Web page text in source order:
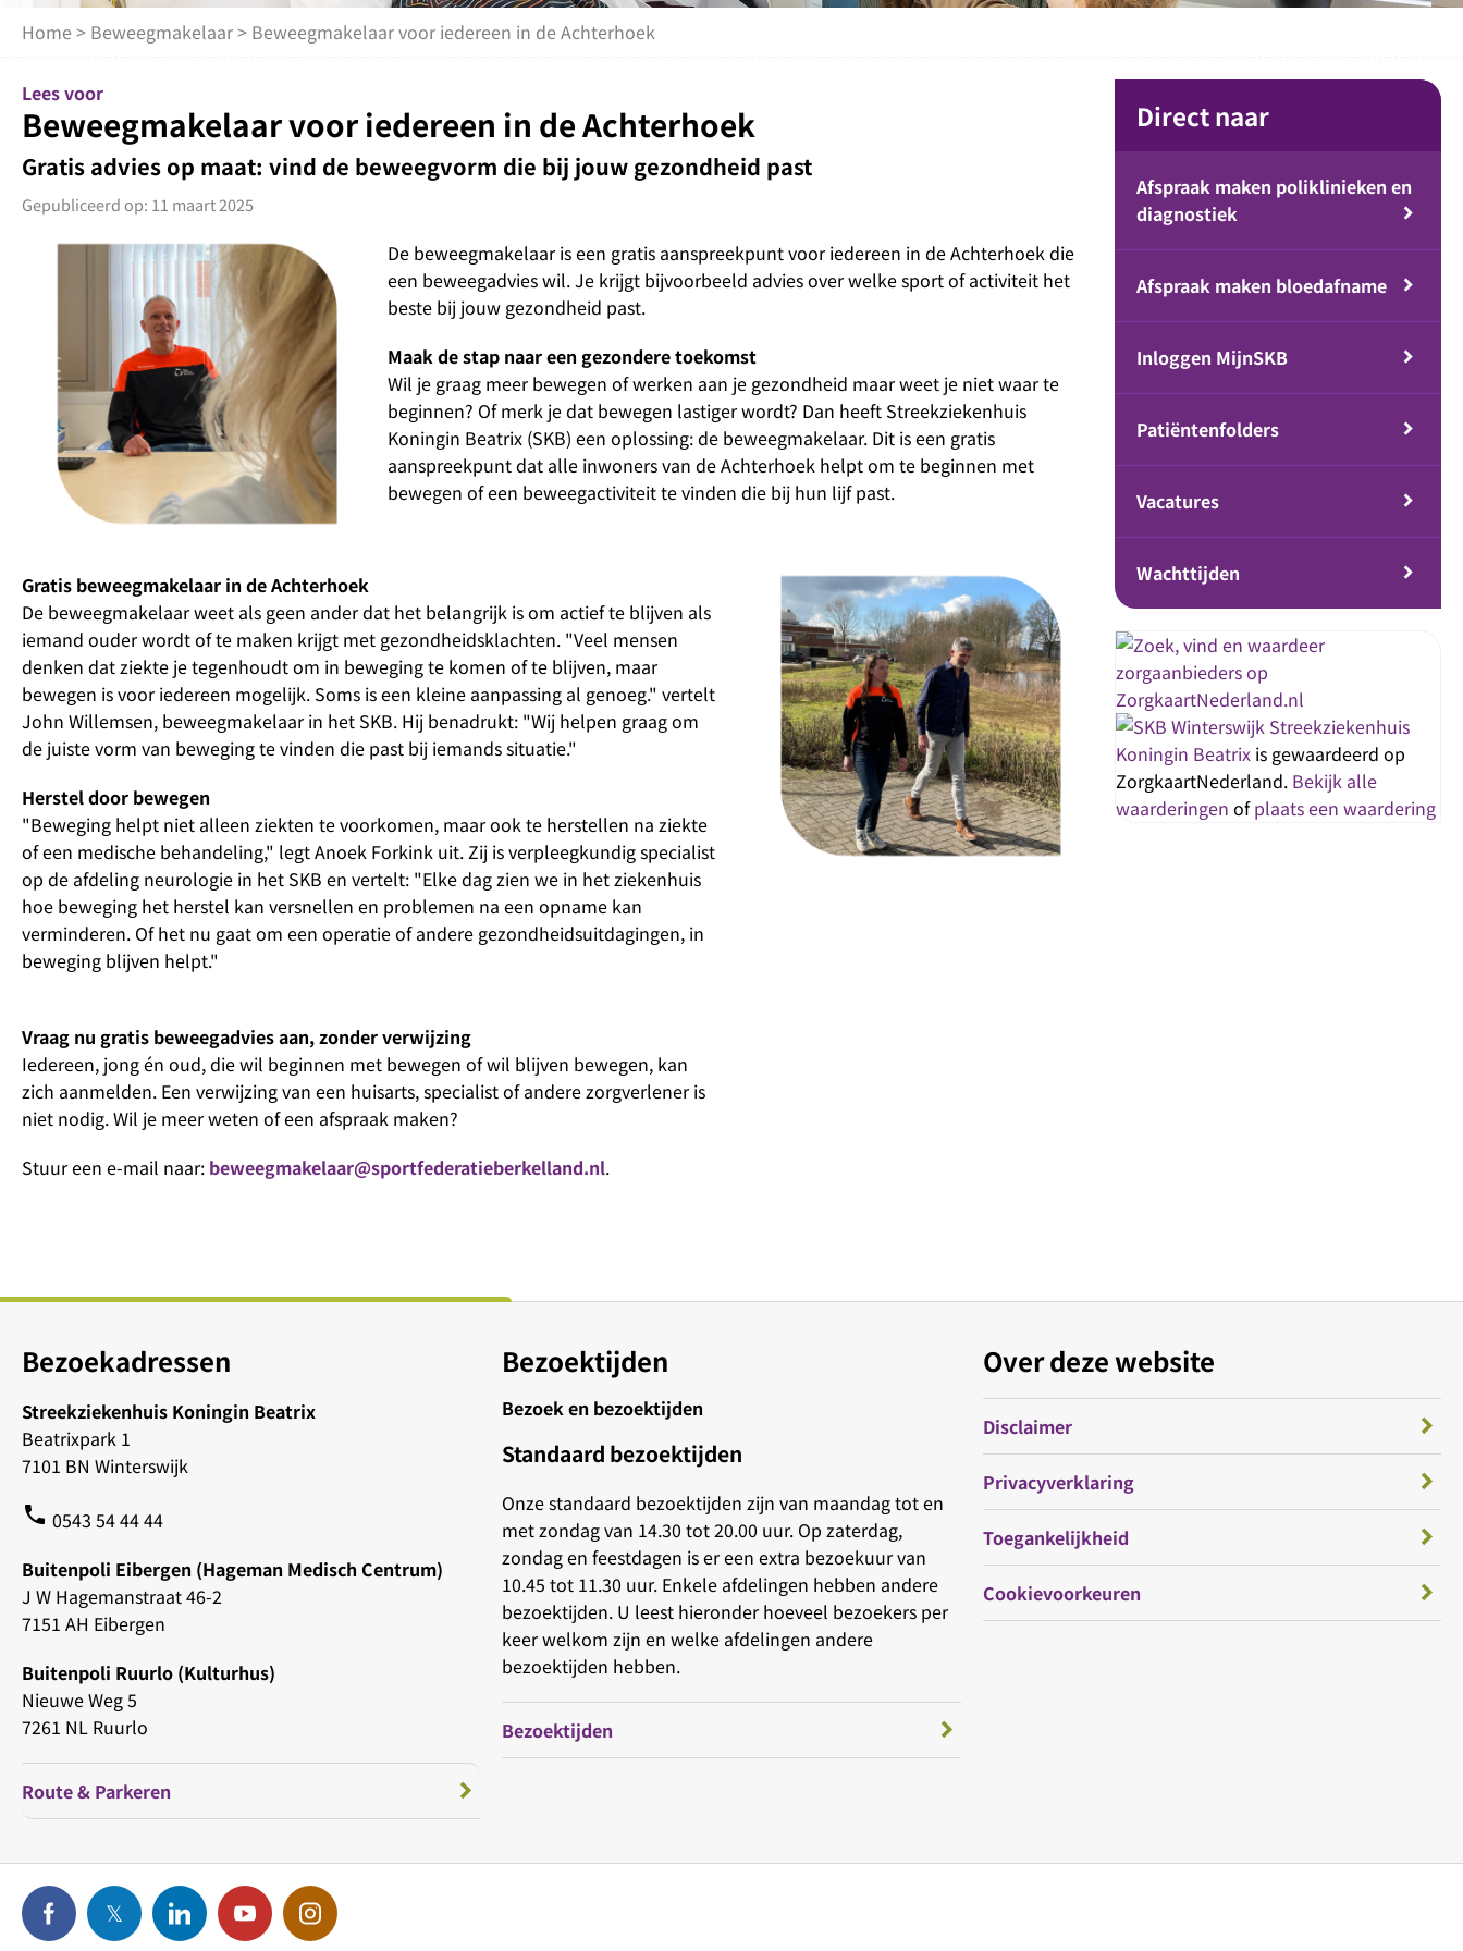
Home > Beweegmakelaar> Beweegmakelaar voor iedereen in de Achterhoek
Lees voor
Beweegmakelaar voor iedereen in de Achterhoek
Gratis advies op maat: vind de beweegvorm die bij jouw gezondheid past
Gepubliceerd op: 11 maart 2025
De beweegmakelaar is een gratis aanspreekpunt voor iedereen in de Achterhoek die
een beweegadvies wil. Je krijgt bijvoorbeeld advies over welke sport of activiteit het
beste bij jouw gezondheid past.
Maak de stap naar een gezondere toekomst
Wil je graag meer bewegen of werken aan je gezondheid maar weet je niet waar te
beginnen? Of merk je dat bewegen lastiger wordt? Dan heeft Streekziekenhuis
Koningin Beatrix (SKB) een oplossing: de beweegmakelaar. Dit is een gratis
aanspreekpunt dat alle inwoners van de Achterhoek helpt om te beginnen met
bewegen of een beweegactiviteit te vinden die bij hun lijf past.
Gratis beweegmakelaar in de Achterhoek
De beweegmakelaar weet als geen ander dat het belangrijk is om actief te blijven als
iemand ouder wordt of te maken krijgt met gezondheidsklachten. "Veel mensen
denken dat ziekte je tegenhoudt om in beweging te komen of te blijven, maar
bewegen is voor iedereen mogelijk. Soms is een kleine aanpassing al genoeg." vertelt
John Willemsen, beweegmakelaar in het SKB. Hij benadrukt: "Wij helpen graag om
de juiste vorm van beweging te vinden die past bij iemands situatie."
Herstel door bewegen
"Beweging helpt niet alleen ziekten te voorkomen, maar ook te herstellen na ziekte
of een medische behandeling," legt Anoek Forkink uit. Zij is verpleegkundig specialist
op de afdeling neurologie in het SKB en vertelt: "Elke dag zien we in het ziekenhuis
hoe beweging het herstel kan versnellen en problemen na een opname kan
verminderen. Of het nu gaat om een operatie of andere gezondheidsuitdagingen, in
beweging blijven helpt."
Vraag nu gratis beweegadvies aan, zonder verwijzing
Iedereen, jong én oud, die wil beginnen met bewegen of wil blijven bewegen, kan
zich aanmelden. Een verwijzing van een huisarts, specialist of andere zorgverlener is
niet nodig. Wil je meer weten of een afspraak maken?
Stuur een e-mail naar: beweegmakelaar@sportfederatieberkelland.nl.
Direct naar
Afspraak maken poliklinieken en
diagnostiek
Afspraak maken bloedafname
Inloggen MijnSKB
Patiëntenfolders
Vacatures
Wachttijden
Streekziekenhuis
Koningin Beatrix is gewaardeerd op
ZorgkaartNederland. Bekijk alle
waarderingen ofplaats een waardering
Bezoekadressen
Streekziekenhuis Koningin Beatrix
Beatrixpark 1
7101 BN Winterswijk
phone 0543 54 44 44
Buitenpoli Eibergen (Hageman Medisch Centrum)
J W Hagemanstraat 46-2
7151 AH Eibergen
Buitenpoli Ruurlo (Kulturhus)
Nieuwe Weg 5
7261 NL Ruurlo
Route & Parkeren
Bezoektijden
Bezoek en bezoektijden
Standaard bezoektijden
Onze standaard bezoektijden zijn van maandag tot en
met zondag van 14.30 tot 20.00 uur. Op zaterdag,
zondag en feestdagen is er een extra bezoekuur van
10.45 tot 11.30 uur. Enkele afdelingen hebben andere
bezoektijden. U leest hieronder hoeveel bezoekers per
keer welkom zijn en welke afdelingen andere
bezoektijden hebben.
Bezoektijden
Over deze website
Disclaimer
Privacyverklaring
Toegankelijkheid
Cookievoorkeuren